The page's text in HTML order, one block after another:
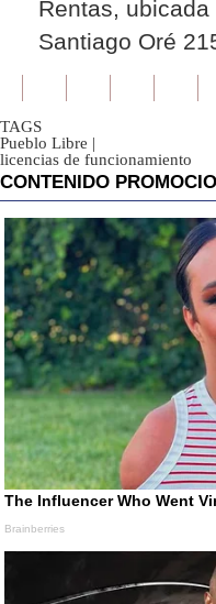
Rentas,
Santiago Oré
TAGS
Pueblo Libre |
licencias de funcionamiento